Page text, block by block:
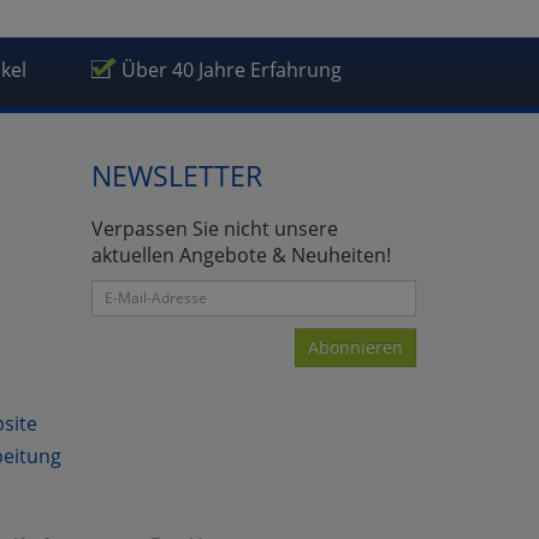
Über 40 Jahre Erfahrung
NEWSLETTER
Verpassen Sie nicht unsere
aktuellen Angebote & Neuheiten!
Abonnieren